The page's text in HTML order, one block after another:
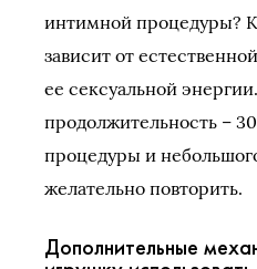
интимной процедуры?
зависит от
ее сексуальной
продолжительность –
процедуры и
желательно повторить.
Дополнительные